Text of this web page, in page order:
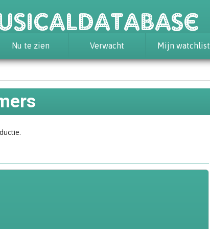
Nu te zien Verwacht Mijn watchlist